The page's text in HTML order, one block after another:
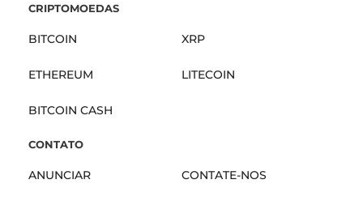
CRIPTOMOEDAS
BITCOIN XRP
ETHEREUM LITECOIN
BITCOIN CASH
CONTATO
ANUNCIAR CONTATE-NOS